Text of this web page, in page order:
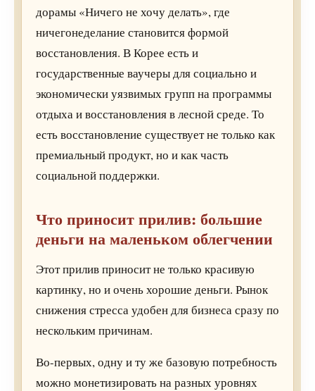
дорамы «Ничего не хочу делать», где
ничегонеделание становится формой
восстановления. В Корее есть и
государственные ваучеры для социально и
экономически уязвимых групп на программы
отдыха и восстановления в лесной среде. То
есть восстановление существует не только как
премиальный продукт, но и как часть
социальной поддержки.
Что приносит прилив: большие
деньги на маленьком облегчении
Этот прилив приносит не только красивую
картинку, но и очень хорошие деньги. Рынок
снижения стресса удобен для бизнеса сразу по
нескольким причинам.
Во-первых, одну и ту же базовую потребность
можно монетизировать на разных уровнях